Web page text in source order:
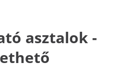
asztalok -